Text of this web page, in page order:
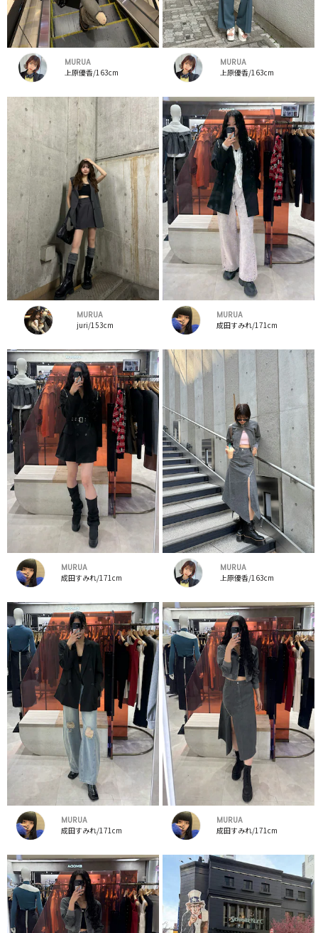
MURUA
上原優香/163cm
MURUA
上原優香/163cm
MURUA
juri/153cm
MURUA
成田すみれ/171cm
MURUA
成田すみれ/171cm
MURUA
上原優香/163cm
MURUA
成田すみれ/171cm
MURUA
成田すみれ/171cm